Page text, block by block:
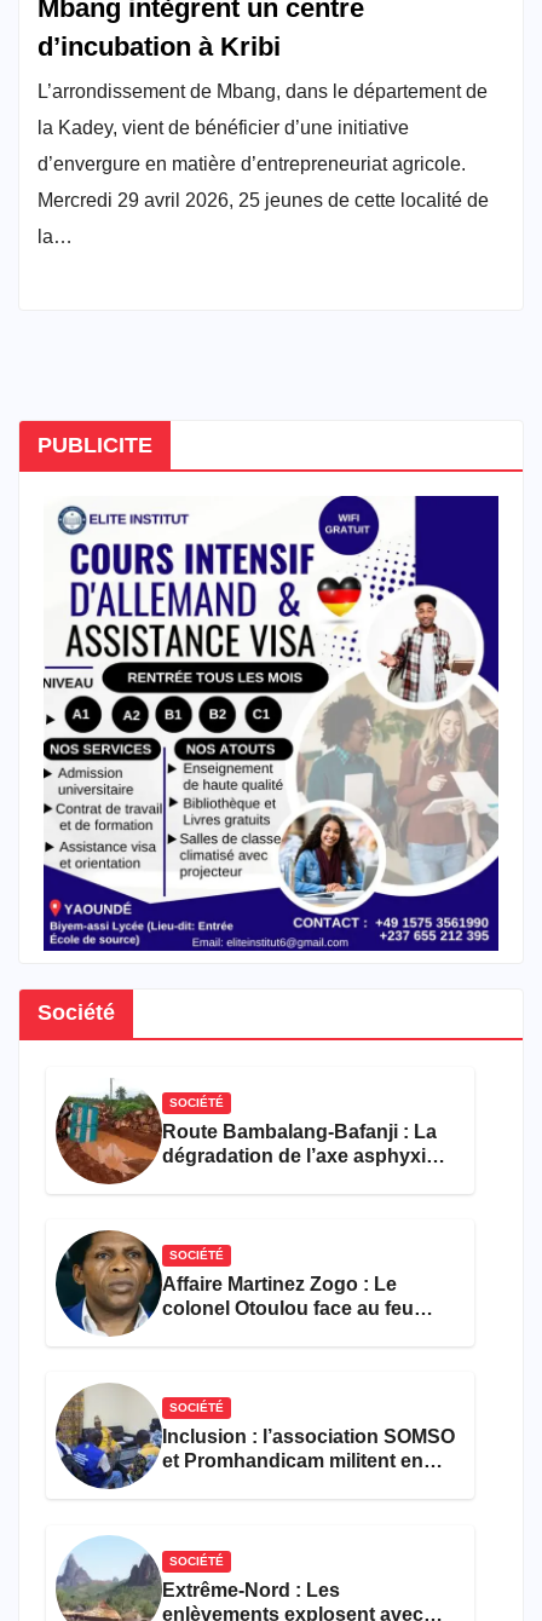
Mbang intègrent un centre
d’incubation à Kribi
L’arrondissement de Mbang, dans le département de
la Kadey, vient de bénéficier d’une initiative
d’envergure en matière d’entrepreneuriat agricole.
Mercredi 29 avril 2026, 25 jeunes de cette localité de
la…
PUBLICITE
Société
SOCIÉTÉ
Route Bambalang-Bafanji : La
dégradation de l’axe asphyxie
SOCIÉTÉ
Affaire Martinez Zogo : Le
colonel Otoulou face au feu
SOCIÉTÉ
Inclusion : l’association SOMSO
et Promhandicam militent en
SOCIÉTÉ
Extrême-Nord : Les
enlèvements explosent avec